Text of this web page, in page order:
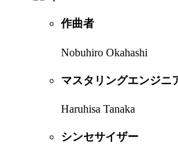
作曲者
Nobuhiro Okahashi
マスタリングエンジニ
Haruhisa Tanaka
シンセサイザー